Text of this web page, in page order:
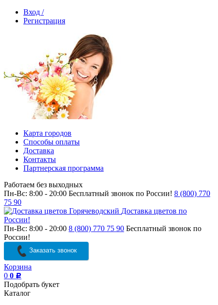
Вход /
Регистрация
Карта городов
Способы оплаты
Доставка
Контакты
Партнерская программа
Работаем без выходных
Пн-Вс: 8:00 - 20:00 Бесплатный звонок по России! 8 (800) 770
75 90
Доставка цветов по
России!
Пн-Вс: 8:00 - 20:00 8 (800) 770 75 90 Бесплатный звонок по
России!
Заказать звонок
Корзина
0 0 Р
Подобрать букет
Каталог